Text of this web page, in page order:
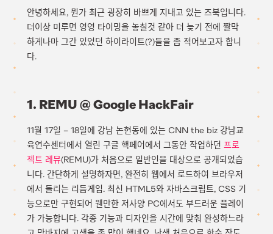
안녕하세요, 뭔가 최근 굉장히 바쁘게 지내고 있는 즈북입니다.
더이상 미루면 영영 타이밍을 놓칠것 같아 더 늦기 전에 짤막
하게나마 그간 있었던 하이라이트(?)들을 좀 적어보고자 합니
다.
1. REMU @ Google HackFair
11월 17일 – 18일에 강남 논현동에 있는 CNN the biz 강남교
육연수센터에서 열린 구글 핵페어에서 그동안 작업하던 프로
젝트 레뮤(REMU)가 처음으로 일반인을 대상으로 공개되었습
니다. 간단하게 설명하자면, 완전히 웹에서 로드하여 브라우저
에서 돌리는 리듬게임. 최신 HTML5와 자바스크립트, CSS 기
능으로만 구현되어 웬만한 저사양 PC에서도 부드러운 플레이
가 가능합니다. 각종 기능과 디자인을 시간에 맞춰 완성하느라